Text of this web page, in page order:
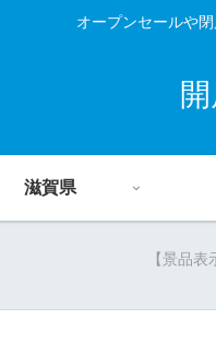
オープンセールや
滋賀県
【景品